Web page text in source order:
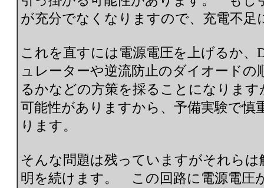
が充分でなくなりますので、充電不足
これを直すには電源電圧を上げるか、
ュレーターや逆流防止のダイオードの
るかなどの方策を採ることになりま
可能性がありますから、予備実験で慎
ります。
そんな問題は残っていますがそれら
明を続けます。 この回路に電源電圧